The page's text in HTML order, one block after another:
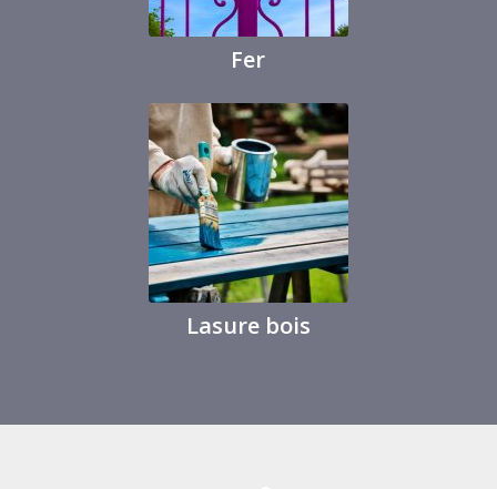
Fer
Lasure bois